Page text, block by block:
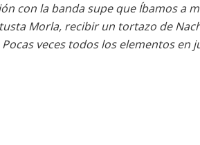
con la banda supe que Íbamos a
Morla, recibir un tortazo de
veces todos los elementos en